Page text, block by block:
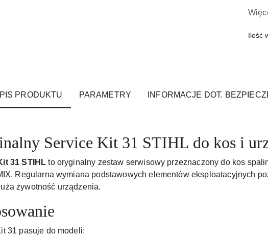
Ilość
PRODUKTU PARAMETRY INFORMACJE DOT.
Service Kit 31 STIHL do kos i
31 STIHL to oryginalny zestaw serwisowy przeznaczony do kos
Regularna wymiana podstawowych elementów eksploatacyjnych
żywotność urządzenia.
31 pasuje do modeli: